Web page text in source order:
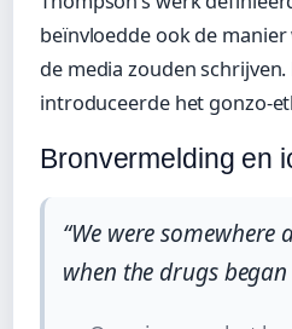
beïnvloedde ook de
de media zouden
introduceerde het gonzo-
Bronvermelding en
“We were
when the drugs